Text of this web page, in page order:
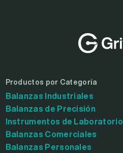
Productos por Categoría
Balanzas Industriales
Balanzas de Precisión
Instrumentos de Laboratorio
Balanzas Comerciales
Balanzas Personales